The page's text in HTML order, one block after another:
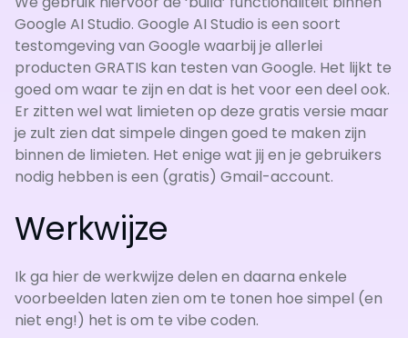
Google AI Studio. Google AI Studio is een soort
testomgeving van Google waarbij je allerlei
producten GRATIS kan testen van Google. Het lijkt te
goed om waar te zijn en dat is het voor een deel ook.
Er zitten wel wat limieten op deze gratis versie maar
je zult zien dat simpele dingen goed te maken zijn
binnen de limieten. Het enige wat jij en je gebruikers
nodig hebben is een (gratis) Gmail-account.
Werkwijze
Ik ga hier de werkwijze delen en daarna enkele
voorbeelden laten zien om te tonen hoe simpel (en
niet eng!) het is om te vibe coden.